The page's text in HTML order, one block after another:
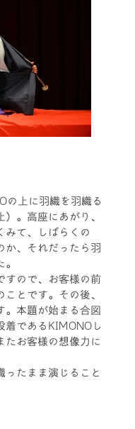
の上に羽織を羽織る
。高座にあがり、
みて、しばらくの
か、それだったら羽
すので、お客様の前
とです。その後、
。本題が始まる合図
着であるKIMONOし
たお客様の想像力に
ったまま演じること